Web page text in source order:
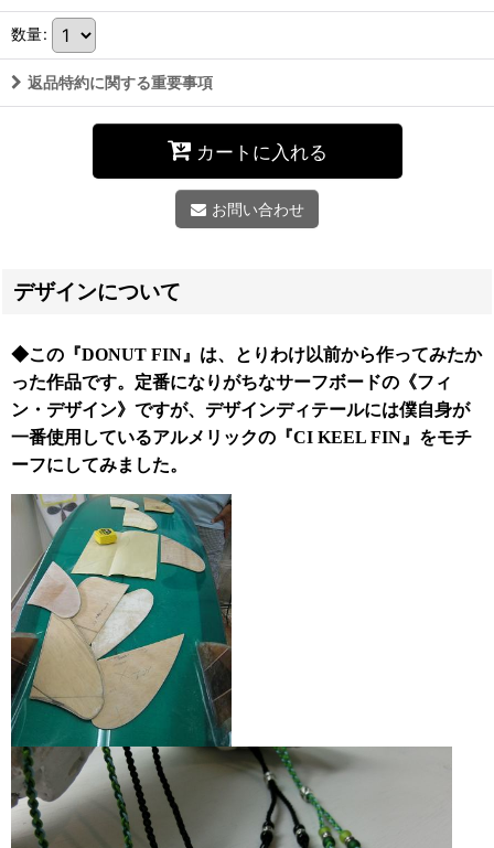
数量:
返品特約に関する重要事項
カートに入れる
お問い合わせ
デザインについて
◆この『DONUT FIN』は、とりわけ以前から作ってみたか
った作品です。定番になりがちなサーフボードの《フィ
ン・デザイン》ですが、デザインディテールには僕自身が
一番使用しているアルメリックの『CI KEEL FIN』をモチ
ーフにしてみました。